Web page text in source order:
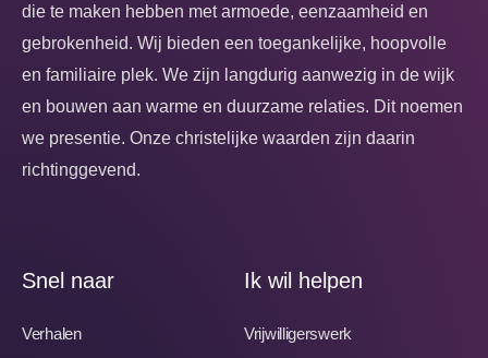
die te maken hebben met armoede, eenzaamheid en
gebrokenheid. Wij bieden een toegankelijke, hoopvolle
en familiaire plek. We zijn langdurig aanwezig in de wijk
en bouwen aan warme en duurzame relaties. Dit noemen
we presentie. Onze christelijke waarden zijn daarin
richtinggevend.
Snel naar
Verhalen
Ik wil helpen
Vrijwilligerswerk